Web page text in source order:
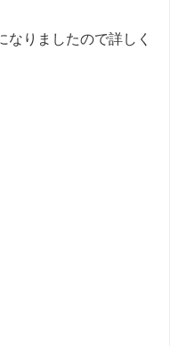
なりましたので詳しく